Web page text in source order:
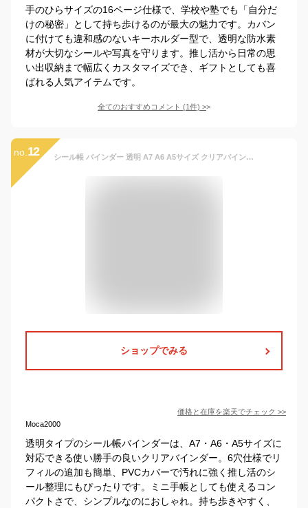
手のひらサイズの16ページ仕様で、学校や塾でも「自分だ
けの秘密」として持ち歩けるのが最大の魅力です。カバン
に付けても違和感のないキーホルダー型で、透明な防水素
材が大切なシールや写真を守ります。推し活から日常の思
い出収納まで幅広くカスタマイズでき、ギフトとしても喜
ばれる人気アイテムです。
全てのおすすめコメント (1件) >
no. 12 シール帳 バインダー 透明 A7 A6 A5サイズ クリアバインダー スケジュール帳 シール帳 推し活 6穴 PVCカバー ミニ手帳 コンパクト手帳 シンプル おしゃれ
ショップでみる
価格と在庫を楽天でチェック >>
Moca2000
透明タイプのシール帳バインダーは、A7・A6・A5サイズに
対応できる使い勝手の良いクリアバインダー。6穴仕様でリ
フィルの追加も簡単、PVCカバーで汚れに強く推し活のシ
ール整理にもぴったりです。ミニ手帳としても使えるコン
パクトさで、シンプルなのにおしゃれ。持ち歩きやすく、